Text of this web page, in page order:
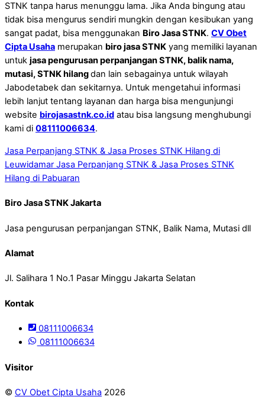
STNK tanpa harus menunggu lama. Jika Anda bingung atau
tidak bisa mengurus sendiri mungkin dengan kesibukan yang
sangat padat, bisa menggunakan Biro Jasa STNK. CV Obet
Cipta Usaha merupakan biro jasa STNK yang memiliki layanan
untuk jasa pengurusan perpanjangan STNK, balik nama,
mutasi, STNK hilangdan lain sebagainya untuk wilayah
Jabodetabek dan sekitarnya. Untuk mengetahui informasi
lebih lanjut tentang layanan dan harga bisa mengunjungi
website birojasastnk.co.id atau bisa langsung menghubungi
kami di 08111006634.
Jasa Perpanjang STNK & Jasa Proses STNK Hilang di
Leuwidamar Jasa Perpanjang STNK & Jasa Proses STNK
Hilang di Pabuaran
Biro Jasa STNK Jakarta
Jasa pengurusan perpanjangan STNK, Balik Nama, Mutasi dll
Alamat
Jl. Salihara 1 No.1 Pasar Minggu Jakarta Selatan
Kontak
08111006634
08111006634
Visitor
© CV Obet Cipta Usaha 2026